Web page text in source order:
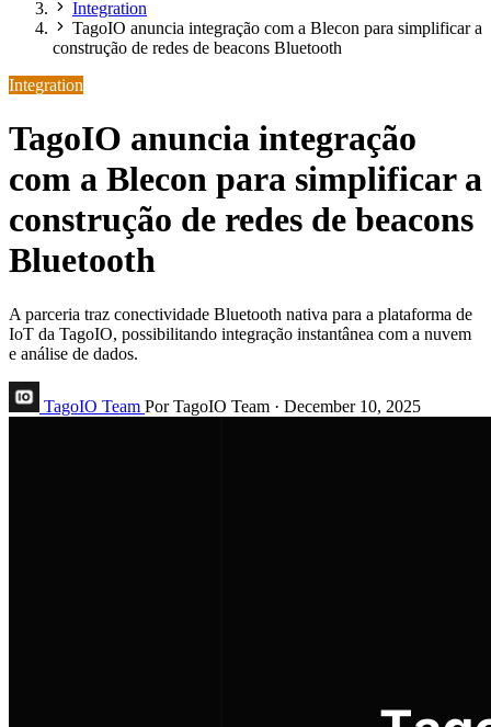
Integration
TagoIO anuncia integração com a Blecon para simplificar a
construção de redes de beacons Bluetooth
Integration
TagoIO anuncia integração
com a Blecon para simplificar a
construção de redes de beacons
Bluetooth
A parceria traz conectividade Bluetooth nativa para a plataforma de
IoT da TagoIO, possibilitando integração instantânea com a nuvem
e análise de dados.
TagoIO Team Por TagoIO Team · December 10, 2025